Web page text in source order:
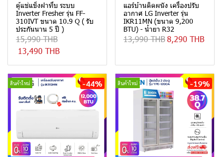
ตู้แช่แข็งฝาทึบ ระบบ
Inverter Fresher รุ่น FF-
310IVT ขนาด 10.9 Q ( รับ
ประกันนาน 5 ปี )
15,990 THB
13,490 THB
แอร์บ้านติดผนัง เครื่องปรับ
อากาศ LG Inverter รุ่น
IKR11MN (ขนาด 9,200
BTU) - น้ำยา R32
13,990 THB8,290 THB
สินค้าใหม่ -44% สินค้าใหม่ -19%